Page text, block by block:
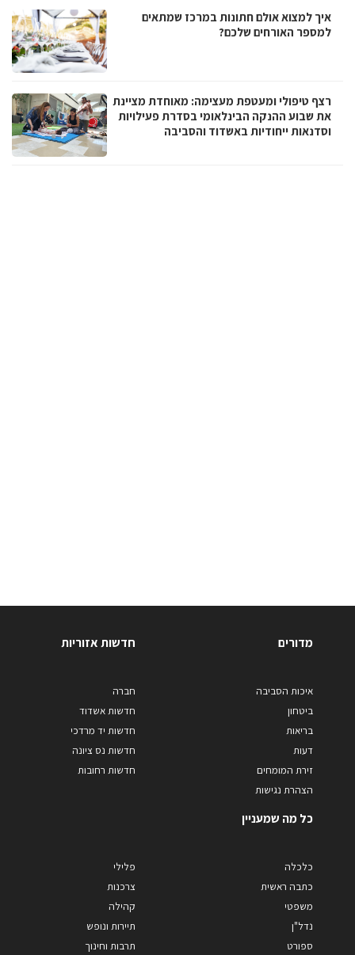
איך למצוא אולם חתונות במרכז שמתאים
למספר האורחים שלכם?
רצף טיפולי ומעטפת מעצימה: מאוחדת מציינת
את שבוע ההנקה הבינלאומי בסדרת פעילויות
וסדנאות ייחודיות באשדוד והסביבה
מדורים
איכות הסביבה
ביטחון
בריאות
דעות
זירת המומחים
הצהרת נגישות
חדשות אזוריות
חברה
חדשות אשדוד
חדשות יד מרדכי
חדשות נס ציונה
חדשות רחובות
כל מה שמעניין
כלכלה
כתבה ראשית
משפטי
נדל"ן
ספורט
פלילי
צרכנות
קהילה
תיירות ונופש
תרבות וחינוך